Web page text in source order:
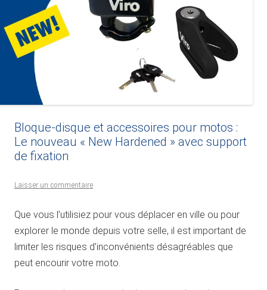
Bloque-disque et accessoires pour motos :
Le nouveau « New Hardened » avec support
de fixation
Laisser un commentaire
Que vous l’utilisiez pour vous déplacer en ville ou pour
explorer le monde depuis votre selle, il est important de
limiter les risques d’inconvénients désagréables que
peut encourir votre moto.